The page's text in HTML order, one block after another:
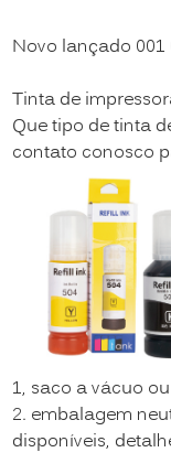
Novo lançado 001
Tinta de
Que tipo de tinta
contato conosco
1, saco a vácuo
2. embalagem
disponíveis,